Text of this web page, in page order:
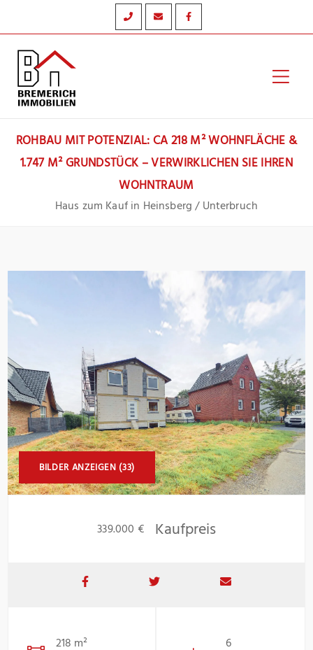
Inhalt
springen
ROHBAU MIT POTENZIAL: CA 218 M² WOHNFLÄCHE &
1.747 M² GRUNDSTÜCK – VERWIRKLICHEN SIE IHREN
WOHNTRAUM
Haus zum Kauf in Heinsberg / Unterbruch
BILDER ANZEIGEN (33)
339.000 € Kaufpreis
218 m² 6